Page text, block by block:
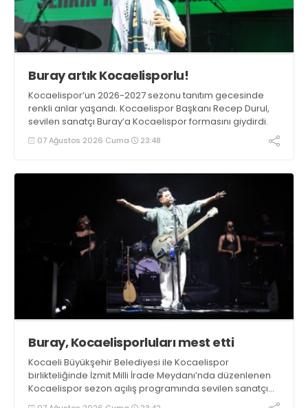
Buray artık Kocaelisporlu!
Kocaelispor’un 2026-2027 sezonu tanıtım gecesinde
renkli anlar yaşandı. Kocaelispor Başkanı Recep Durul,
sevilen sanatçı Buray’a Kocaelispor formasını giydirdi.
07 Ağustos 2026 Cuma 23:48
Buray, Kocaelisporluları mest etti
Kocaeli Büyükşehir Belediyesi ile Kocaelispor
birlikteliğinde İzmit Milli İrade Meydanı’nda düzenlenen
Kocaelispor sezon açılış programında sevilen sanatçı
Buray, verdiği konserle meydanı inletti.